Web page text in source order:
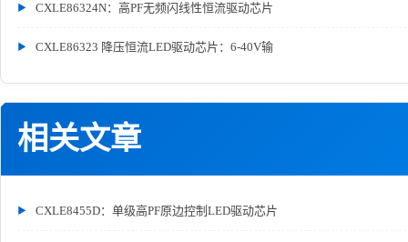
CXLE86324N：高PF无频闪线性恒流驱动芯片
CXLE86323 降压恒流LED驱动芯片：6-40V输
相关文章
CXLE8455D：单级高PF原边控制LED驱动芯片